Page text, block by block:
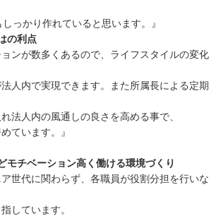
っかり作れていると思います。』
の利点
ョンが数多くあるので、ライフスタイルの変化
人内で実現できます。また所属長による定期
法人内の風通しの良さを高める事で、
ています。』
モチベーション高く働ける環境づくり
ア世代に関わらず、各職員が役割分担を行いな
しています。